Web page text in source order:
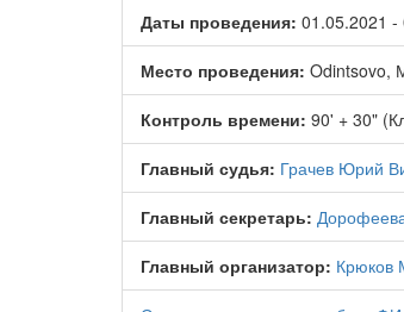
Даты проведения: 01.05.2021 -
Место проведения: Odintsovo,
Контроль времени: 90' + 30"
Главный судья: Грачев Юрий
Главный секретарь:
Главный организатор: Крюков